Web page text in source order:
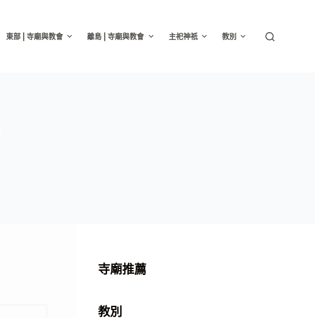
東部 | 寺廟與教會 離島 | 寺廟與教會 主祀神祇 教別
寺廟推薦
教別